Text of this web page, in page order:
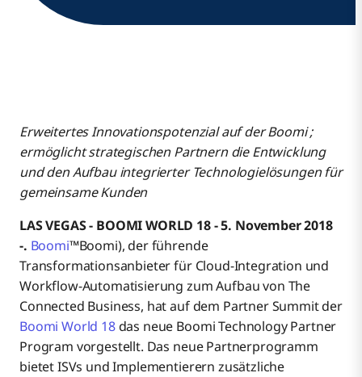
Erweitertes Innovationspotenzial auf der Boomi ;
ermöglicht strategischen Partnern die Entwicklung
und den Aufbau integrierter Technologielösungen für
gemeinsame Kunden
LAS VEGAS - BOOMI WORLD 18 - 5. November 2018
-. Boomi™Boomi), der führende
Transformationsanbieter für Cloud-Integration und
Workflow-Automatisierung zum Aufbau von The
Connected Business, hat auf dem Partner Summit der
Boomi World 18das neue Boomi Technology Partner
Program vorgestellt. Das neue Partnerprogramm
bietet ISVs und Implementierern zusätzliche